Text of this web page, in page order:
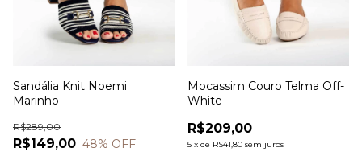
Sandália Knit Noemi
Marinho
R$149,00
R$289,00
48% OFF
Mocassim Couro Telma Off-
White
R$209,00
5 x de R$41,80 sem juros